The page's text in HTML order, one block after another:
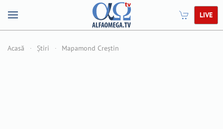
LIVE
Acasă Știri Mapamond Creștin